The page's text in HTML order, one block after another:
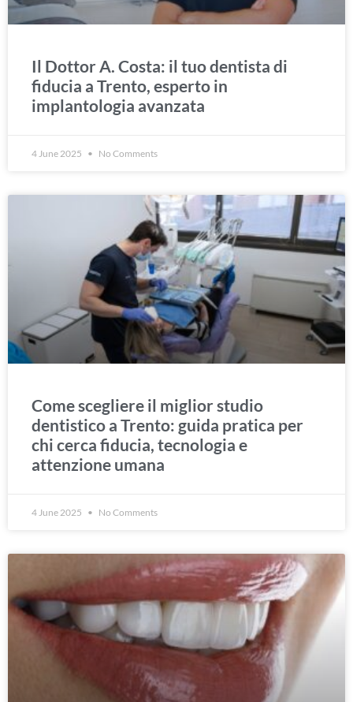
Il Dottor A. Costa: il tuo dentista di
fiducia a Trento, esperto in
implantologia avanzata
4 June 2025 No Comments
Come scegliere il miglior studio
dentistico a Trento: guida pratica per
chi cerca fiducia, tecnologia e
attenzione umana
4 June 2025 No Comments